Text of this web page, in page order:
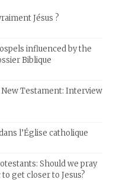
Jésus ?
influenced by the
Biblique
Testament: Interview
l’Église catholique
Should we pray
get closer to Jesus?